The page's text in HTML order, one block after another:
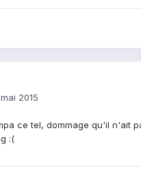
2015
ce tel, dommage qu'il n'ait
:(